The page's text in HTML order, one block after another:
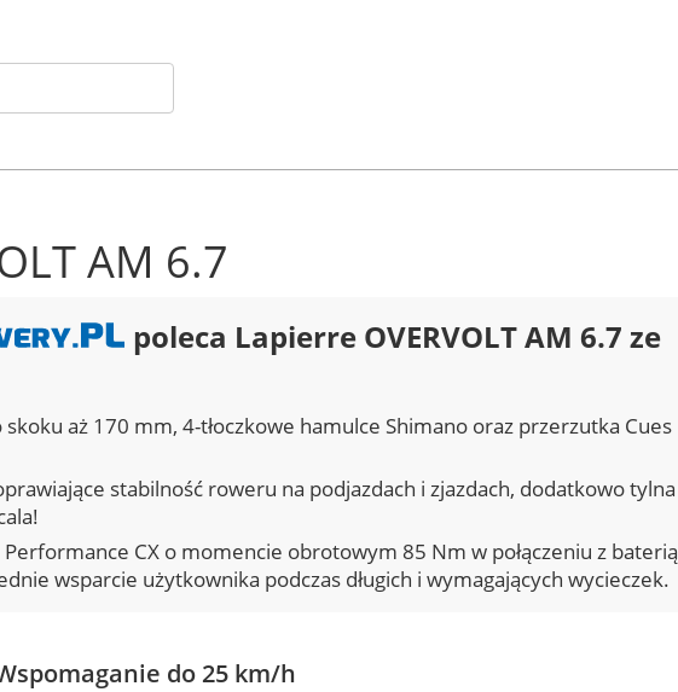
AM 6.7
poleca Lapierre OVERVOLT AM 6.7 ze
aż 170 mm, 4-tłoczkowe hamulce Shimano oraz przerzutka Cues
stabilność roweru na podjazdach i zjazdach, dodatkowo tylna
CX o momencie obrotowym 85 Nm w połączeniu z baterią
wsparcie użytkownika podczas długich i wymagających wycieczek.
do 25 km/h